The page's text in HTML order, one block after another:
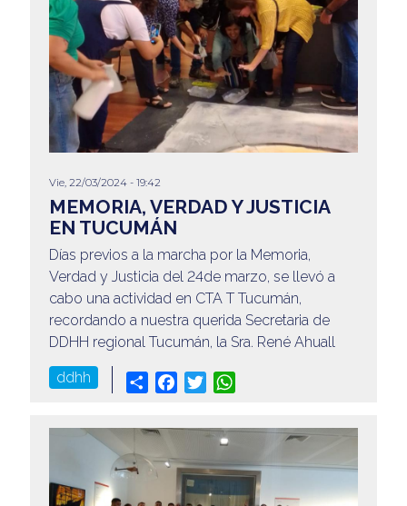
Vie, 22/03/2024 - 19:42
MEMORIA, VERDAD Y JUSTICIA
EN TUCUMÁN
Días previos a la marcha por la Memoria,
Verdad y Justicia del 24de marzo, se llevó a
cabo una actividad en CTA T Tucumán,
recordando a nuestra querida Secretaria de
DDHH regional Tucumán, la Sra. René Ahuall
ddhh Share Facebook
Twitter